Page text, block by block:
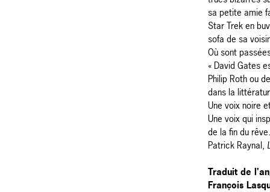
sa petite amie
Star Trek en
sofa de sa
Où sont
« David Gates
Philip Roth ou
dans la
Une voix noire
Une voix qui
de la fin du
Patrick Raynal,
Traduit de
François